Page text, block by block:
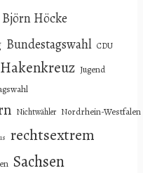
Björn Höcke
Bundestagswahl CDU
Hakenkreuz Jugend
Nichtwähler Nordrhein-Westfalen
rechtsextrem
Sachsen